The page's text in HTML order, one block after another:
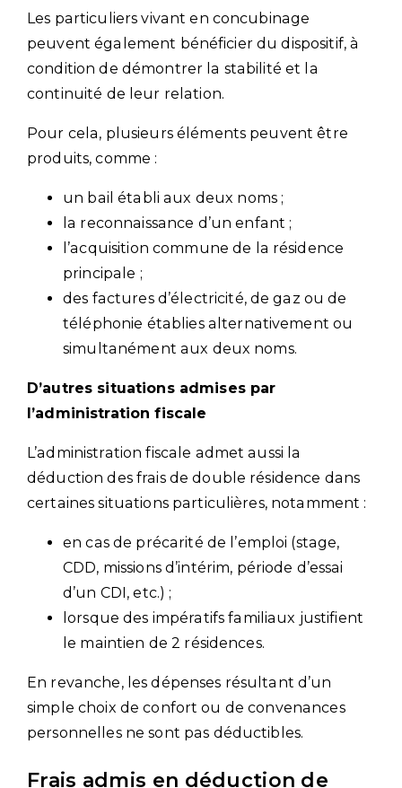
Les particuliers vivant en concubinage
peuvent également bénéficier du dispositif, à
condition de démontrer la stabilité et la
continuité de leur relation.
Pour cela, plusieurs éléments peuvent être
produits, comme :
un bail établi aux deux noms ;
la reconnaissance d’un enfant ;
l’acquisition commune de la résidence
principale ;
des factures d’électricité, de gaz ou de
téléphonie établies alternativement ou
simultanément aux deux noms.
D’autres situations admises par
l’administration fiscale
L’administration fiscale admet aussi la
déduction des frais de double résidence dans
certaines situations particulières, notamment :
en cas de précarité de l’emploi (stage,
CDD, missions d’intérim, période d’essai
d’un CDI, etc.) ;
lorsque des impératifs familiaux justifient
le maintien de 2 résidences.
En revanche, les dépenses résultant d’un
simple choix de confort ou de convenances
personnelles ne sont pas déductibles.
Frais admis en déduction de